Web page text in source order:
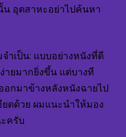
น อุตสาหะอย่าไปค้นหา
ำเป็น: แบบอย่างหนังที่ดี
ายมากยิ่งขึ้น แต่บางที
อกมาข้างหลังหนังฉายไป
ดด้วย ผมแนะนำให้มอง
ครับ